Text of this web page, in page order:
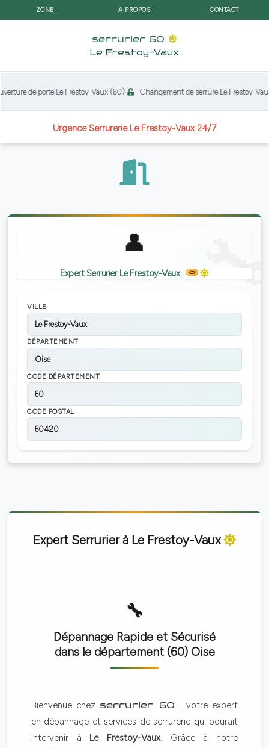
ZONE A PROPOS CONTACT
serrurier 60
Le Frestoy-Vaux
de porte Le Frestoy-Vaux (60) Changement de serrure Le Frestoy-
Urgence Serrurerie Le Frestoy-Vaux 24/7
Expert Serrurier Le Frestoy-Vaux 60
VILLE
Le Frestoy-Vaux
DÉPARTEMENT
Oise
CODE DÉPARTEMENT
60
CODE POSTAL
60420
Expert Serrurier à Le Frestoy-Vaux
Dépannage Rapide et Sécurisé
dans le département (60) Oise
Bienvenue chez serrurier 60 , votre expert
en dépannage et services de serrurerie qui pourait
intervenir à Le Frestoy-Vaux. Grâce à notre